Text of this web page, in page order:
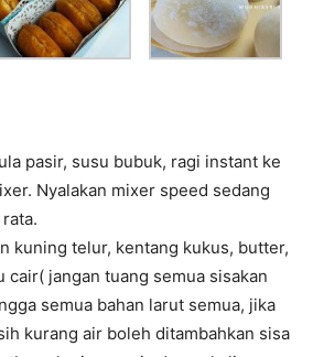
pasir, susu bubuk, ragi instant ke
Nyalakan mixer speed sedang
kuning telur, kentang kukus, butter,
cair( jangan tuang semua sisakan
semua bahan larut semua, jika
kurang air boleh ditambahkan sisa